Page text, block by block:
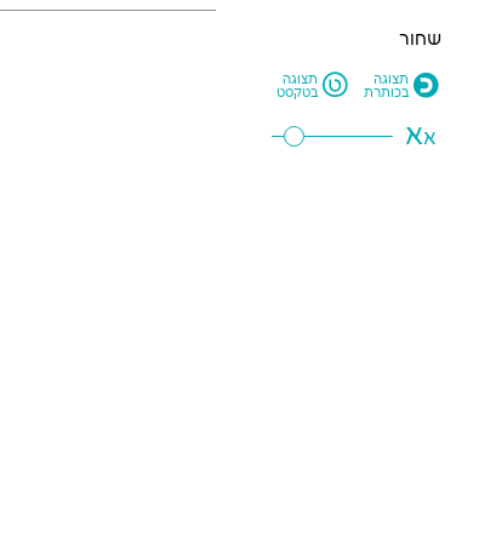
שחור
O תצוגה
בכותרת
L תצוגה
בטקסט
אא